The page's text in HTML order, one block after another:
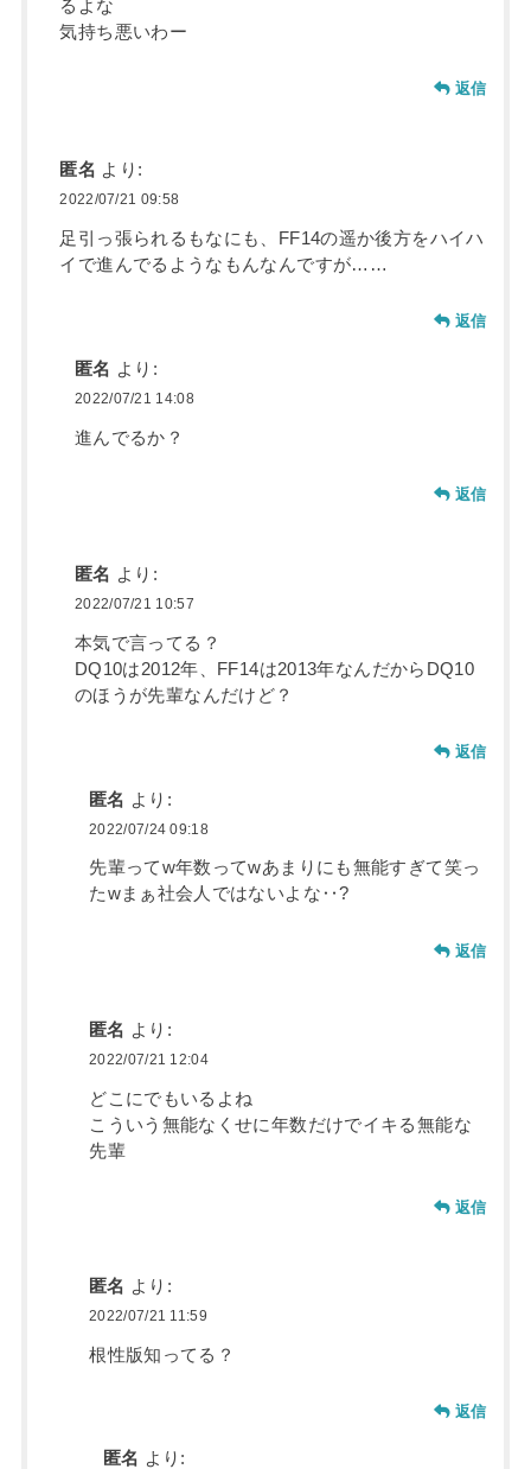
るよな
気持ち悪いわー
返信
匿名 より:
2022/07/21 09:58
足引っ張られるもなにも、FF14の遥か後方をハイハ
イで進んでるようなもんなんですが……
返信
匿名 より:
2022/07/21 14:08
進んでるか？
返信
匿名 より:
2022/07/21 10:57
本気で言ってる？
DQ10は2012年、FF14は2013年なんだからDQ10
のほうが先輩なんだけど？
返信
匿名 より:
2022/07/24 09:18
先輩ってw年数ってwあまりにも無能すぎて笑っ
たwまぁ社会人ではないよな‥?
返信
匿名 より:
2022/07/21 12:04
どこにでもいるよね
こういう無能なくせに年数だけでイキる無能な
先輩
返信
匿名 より:
2022/07/21 11:59
根性版知ってる？
返信
匿名 より: